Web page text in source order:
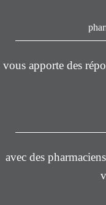
vous apporte des
avec des